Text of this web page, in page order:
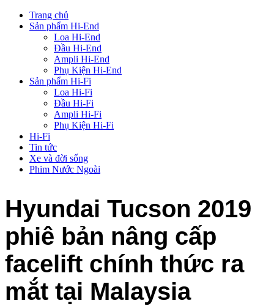
Trang chủ
Sản phẩm Hi-End
Loa Hi-End
Đầu Hi-End
Ampli Hi-End
Phụ Kiện Hi-End
Sản phẩm Hi-Fi
Loa Hi-Fi
Đầu Hi-Fi
Ampli Hi-Fi
Phụ Kiện Hi-Fi
Hi-Fi
Tin tức
Xe và đời sống
Phim Nước Ngoài
Hyundai Tucson 2019
phiê bản nâng cấp
facelift chính thức ra
mắt tại Malaysia